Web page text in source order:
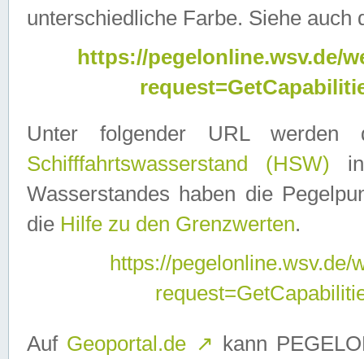
unterschiedliche Farbe. Siehe auch
https://pegelonline.wsv.de/
Unter folgender URL
Schifffahrtswasserstand (HSW)
Wasserstandes haben die
die Hilfe zu den Grenzwerten.
https://
Auf Geoportal.de ↗ kann